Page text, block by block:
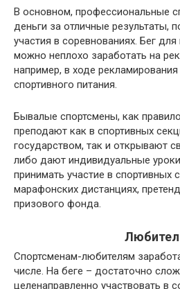
В основном, профессиональные
деньги за отличные результаты,
участия в соревнованиях. Бег
можно неплохо заработать на
например, в ходе
спортивного питания.
Бывалые спортсмены, как
преподают как в спортивных
государством, так и открывают
либо дают индивидуальные
принимать участие в спортивных
марафонских дистанциях,
призового фонда.
Спортсменам-любителям
числе. На беге – достаточно
целенаправленно участвовать в